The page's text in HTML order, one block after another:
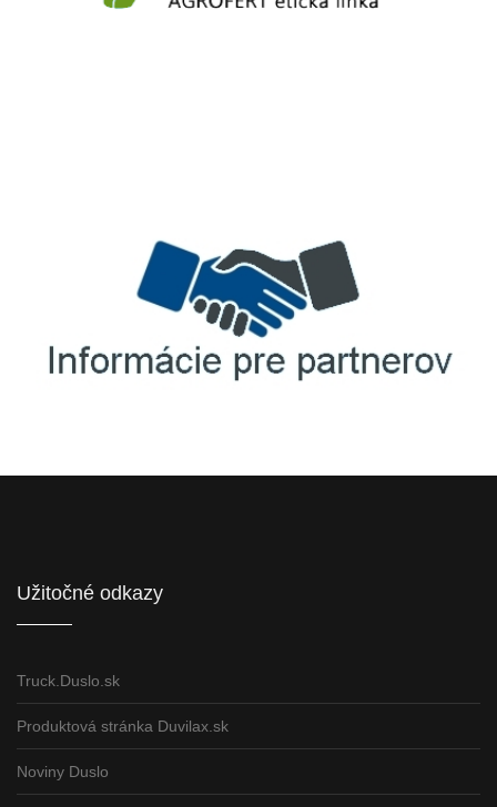
Užitočné odkazy
Truck.Duslo.sk
Produktová stránka Duvilax.sk
Noviny Duslo